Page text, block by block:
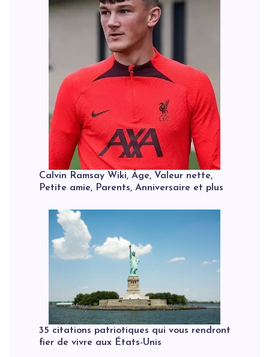
Calvin Ramsay Wiki, Âge, Valeur nette,
Petite amie, Parents, Anniversaire et plus
35 citations patriotiques qui vous rendront
fier de vivre aux États-Unis